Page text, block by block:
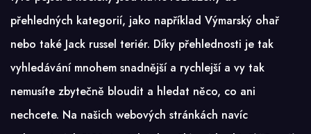
přehledných kategorií, jako například Výmarský ohař
nebo také Jack russel teriér. Díky přehlednosti je tak
vyhledávání mnohem snadnější a rychlejší a vy tak
nemusíte zbytečně bloudit a hledat něco, co ani
nechcete. Na našich webových stránkách navíc